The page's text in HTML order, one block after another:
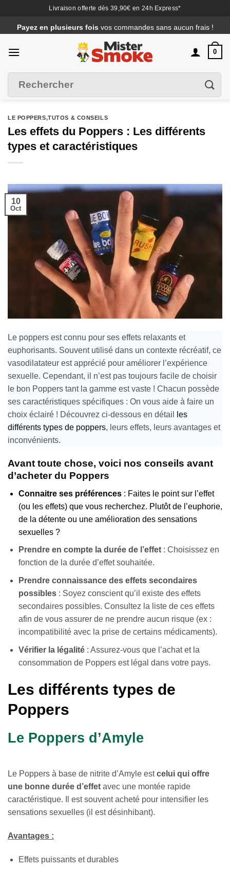
Livraison offerte dès 39,90€ en 24h Express*
au
contenu
Payez en plusieurs fois vos commandes sans aucun frais !
0
pour :
LE POPPERS,TUTOS & CONSEILS
Les effets du Poppers : Les différents
types et caractéristiques
10
Oct
Le poppers est connu pour ses effets relaxants et
euphorisants. Souvent utilisé dans un contexte récréatif, ce
vasodilatateur est apprécié pour améliorer l’expérience
sexuelle. Cependant, il n’est pas toujours facile de choisir
le bon Poppers tant la gamme est vaste ! Chacun possède
ses caractéristiques spécifiques : On vous aide à faire un
choix éclairé ! Découvrez ci-dessous en détail
les
différents types de poppers, leurs effets, leurs avantages et
inconvénients.
Avant toute chose, voici nos conseils avant
d’acheter du Poppers
Connaitre ses préférences: Faites le point sur l’effet
(ou les effets) que vous recherchez. Plutôt de l’euphorie,
de la détente ou une amélioration des sensations
sexuelles ?
Prendre en compte la durée de l’effet: Choisissez en
fonction de la durée d’effet souhaitée.
Prendre connaissance des effets secondaires
possibles: Soyez conscient qu’il existe des effets
secondaires possibles. Consultez la liste de ces effets
afin de vous assurer de ne prendre aucun risque (ex :
incompatibilité avec la prise de certains médicaments).
Vérifier la légalité : Assurez-vous que l’achat et la
consommation de Poppers est légal dans votre pays.
Les différents types de
Poppers
Le Poppers d’Amyle
Le Poppers à base de nitrite d’Amyle estcelui qui offre
une bonne durée d’effet avec une montée rapide
caractéristique. Il est souvent acheté pour intensifier les
sensations sexuelles (il est désinhibant).
Avantages :
Effets puissants et durables